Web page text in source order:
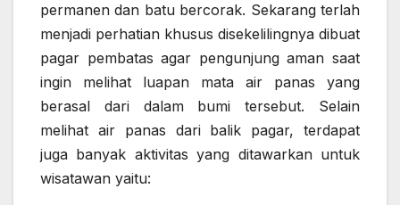
permanen dan batu bercorak. Sekarang terlah
menjadi perhatian khusus disekelilingnya dibuat
pagar pembatas agar pengunjung aman saat
ingin melihat luapan mata air panas yang
berasal dari dalam bumi tersebut. Selain
melihat air panas dari balik pagar, terdapat
juga banyak aktivitas yang ditawarkan untuk
wisatawan yaitu: